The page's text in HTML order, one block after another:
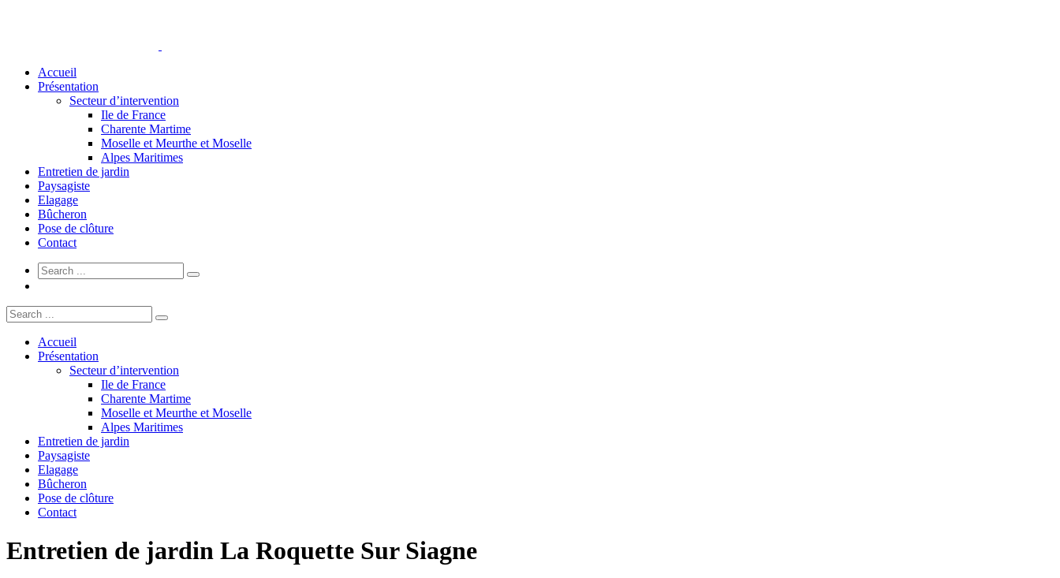
Accueil
Présentation
Secteur d’intervention
Ile de France
Charente Martime
Moselle et Meurthe et Moselle
Alpes Maritimes
Entretien de jardin
Paysagiste
Elagage
Bûcheron
Pose de clôture
Contact
Accueil
Présentation
Secteur d’intervention
Ile de France
Charente Martime
Moselle et Meurthe et Moselle
Alpes Maritimes
Entretien de jardin
Paysagiste
Elagage
Bûcheron
Pose de clôture
Contact
Entretien de jardin La Roquette Sur Siagne